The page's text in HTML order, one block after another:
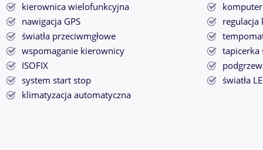
kierownica wielofunkcyjna
komputer
nawigacja GPS
regulacja
światła przeciwmgłowe
wspomaganie kierownicy
tapicerka
ISOFIX
system start stop
światła
klimatyzacja automatyczna